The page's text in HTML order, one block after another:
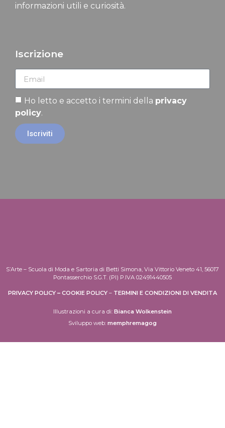
informazioni utili e curiosità.
Iscrizione
Ho letto e accetto i termini della privacy
policy.
Iscriviti
S’Arte – Scuola di Moda e Sartoria di Betti Simona, Via Vittorio Veneto 41, 56017
Pontasserchio S.G.T. (PI) P.IVA 02491440505
PRIVACY POLICY – COOKIE POLICY – TERMINI E CONDIZIONI DI VENDITA
Illustrazioni a cura di: Bianca Wolkenstein
Sviluppo web: memphremagog